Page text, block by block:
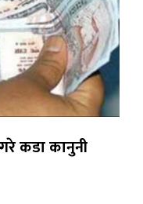
कडा कानुनी